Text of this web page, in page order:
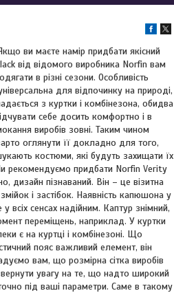
ви маєте намір придбати якісний
від відомого виробника Norfin вам
в різні сезони. Особливість
для відпочинку на природі,
з куртки і комбінезона, обидва
себе досить комфортно і в
виробів зовні. Таким чином
оглянути її докладно для того,
костюми, які будуть захищати їх
рекомендуємо придбати Norfin Verity
дизайн пізнаваний. Він – це візитна
і застібок. Наявність капюшона у
сенсах надійним. Каптур знімний,
переміщень, наприклад. У куртки
є на куртці і комбінезоні. Що
пояс важливий елемент, він
вам, що розмірна сітка виробів
увагу на те, що надто широкий
під ваші параметри. Саме в такому